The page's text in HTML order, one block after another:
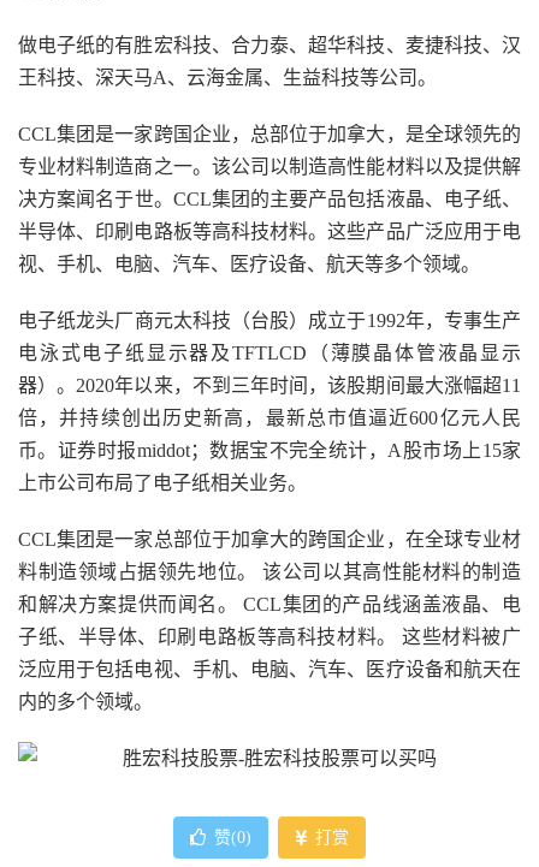
做电子纸的有胜宏科技、合力泰、超华科技、麦捷科技、汉
王科技、深天马A、云海金属、生益科技等公司。
CCL集团是一家跨国企业，总部位于加拿大，是全球领先的
专业材料制造商之一。该公司以制造高性能材料以及提供解
决方案闻名于世。CCL集团的主要产品包括液晶、电子纸、
半导体、印刷电路板等高科技材料。这些产品广泛应用于电
视、手机、电脑、汽车、医疗设备、航天等多个领域。
电子纸龙头厂商元太科技（台股）成立于1992年，专事生产
电泳式电子纸显示器及TFTLCD（薄膜晶体管液晶显示
器）。2020年以来，不到三年时间，该股期间最大涨幅超11
倍，并持续创出历史新高，最新总市值逼近600亿元人民
币。证券时报middot；数据宝不完全统计，A股市场上15家
上市公司布局了电子纸相关业务。
CCL集团是一家总部位于加拿大的跨国企业，在全球专业材
料制造领域占据领先地位。 该公司以其高性能材料的制造
和解决方案提供而闻名。 CCL集团的产品线涵盖液晶、电
子纸、半导体、印刷电路板等高科技材料。 这些材料被广
泛应用于包括电视、手机、电脑、汽车、医疗设备和航天在
内的多个领域。
赞(0) 打赏